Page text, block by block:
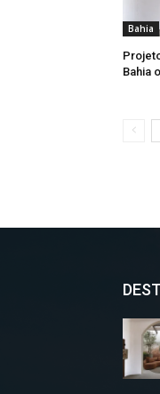
Bahia
Bahia